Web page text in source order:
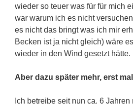
wieder so teuer was für für mich
war warum ich es nicht
es nicht das bringt was ich mir
Becken ist ja nicht gleich) wäre
wieder in den Wind gesetzt hätte.
Aber dazu später mehr, erst
Ich betreibe seit nun ca. 6 Jahren